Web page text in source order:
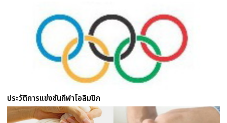
ประวัติการแข่งขันกีฬาโอลิมปิก